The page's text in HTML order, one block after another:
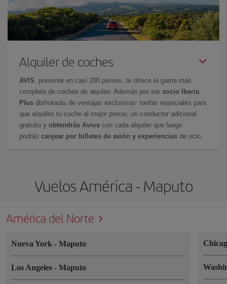
Alquiler de coches
AVIS , presente en casi 200 países, te ofrece la gama más
completa de coches de alquiler. Además por ser socio Iberia
Plus disfrutarás de ventajas exclusivas: tarifas especiales para
que alquiles tu coche al mejor precio, un conductor adicional
gratuito y obtendrás Avios con cada alquiler que luego
podrás canjear por billetes de avión y experiencias de ocio.
Vuelos América - Maputo
América del Norte
Nueva York - Maputo
Los Angeles - Maputo